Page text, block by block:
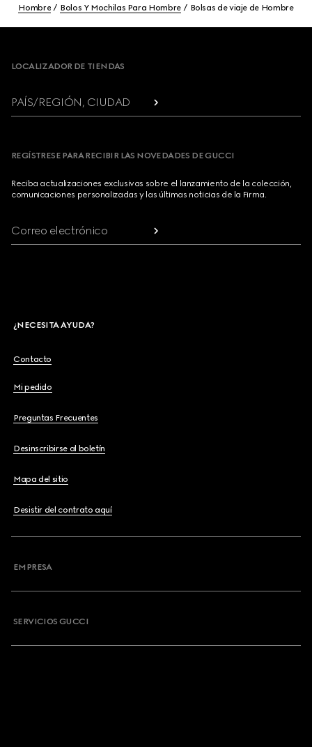
Hombre Bolos Y Mochilas Para Hombre Bolsas de viaje de Hombre
LOCALIZADOR DE TIENDAS
PAÍS/REGIÓN, CIUDAD
REGÍSTRESE PARA RECIBIR LAS NOVEDADES DE GUCCI
Reciba actualizaciones exclusivas sobre el lanzamiento de la colección,
comunicaciones personalizadas y las últimas noticias de la Firma.
Correo electrónico
¿NECESITA AYUDA?
Contacto
Mi pedido
Preguntas Frecuentes
Desinscribirse al boletín
Mapa del sitio
Desistir del contrato aquí
EMPRESA
SERVICIOS GUCCI